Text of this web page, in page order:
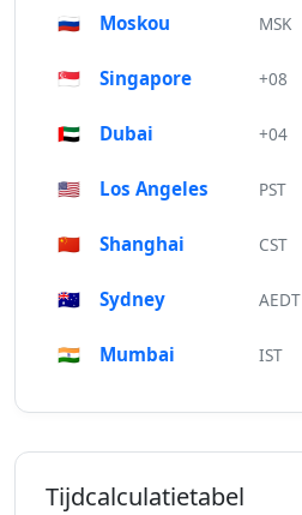
🇷🇺 Moskou MSK
🇸🇬 Singapore +08
🇦🇪 Dubai +04
🇺🇸 Los Angeles PST
🇨🇳 Shanghai CST
🇦🇺 Sydney AEDT
🇮🇳 Mumbai IST
Tijdcalculatietabel